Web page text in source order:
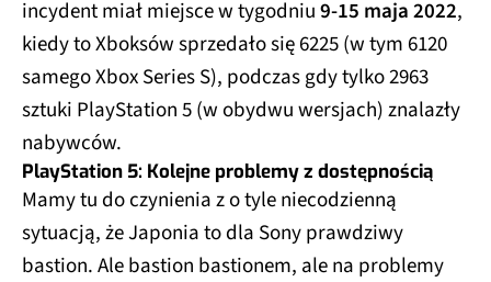
incydent miał miejsce w tygodniu9-15 maja 2022,
kiedy to Xboksów sprzedało się 6225 (w tym 6120
samego Xbox Series S), podczas gdy tylko 2963
sztuki PlayStation 5 (w obydwu wersjach) znalazły
nabywców.
PlayStation 5: Kolejne problemy z dostępnością
Mamy tu do czynienia z o tyle niecodzienną
sytuacją, że Japonia to dla Sony prawdziwy
bastion. Ale bastion bastionem, ale na problemy